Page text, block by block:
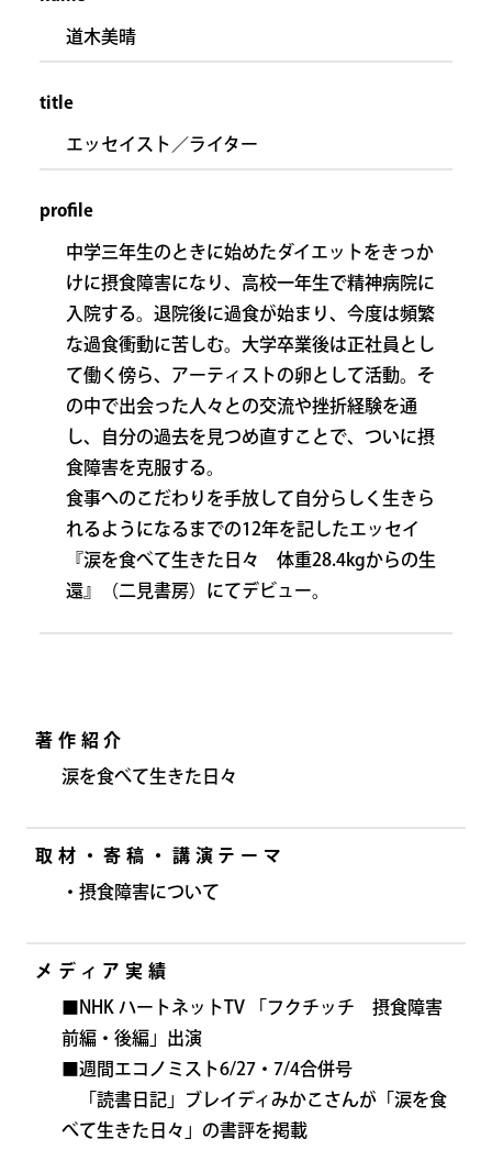
道木美晴
title
エッセイスト／ライター
profile
中学三年生のときに始めたダイエットをきっか
けに摂食障害になり、高校一年生で精神病院に
入院する。退院後に過食が始まり、今度は頻繁
な過食衝動に苦しむ。大学卒業後は正社員とし
て働く傍ら、アーティストの卵として活動。そ
の中で出会った人々との交流や挫折経験を通
し、自分の過去を見つめ直すことで、ついに摂
食障害を克服する。
食事へのこだわりを手放して自分らしく生きら
れるようになるまでの12年を記したエッセイ
『涙を食べて生きた日々 体重28.4kgからの生
還』（二見書房）にてデビュー。
著作紹介
涙を食べて生きた日々
取材・寄稿・講演テーマ
・摂食障害について
メディア実績
■NHK ハートネットTV 「フクチッチ 摂食障害
前編・後編」出演
■週間エコノミスト6/27・7/4合併号
「読書日記」ブレイディみかこさんが「涙を食
べて生きた日々」の書評を掲載